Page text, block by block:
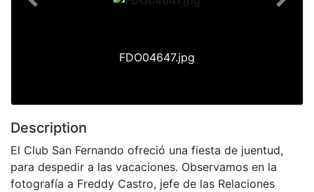
FDO04647.jpg
Previous Next
Description
El Club San Fernando ofreció una fiesta de juentud,
para despedir a las vacaciones. Observamos en la
fotografía a Freddy Castro, jefe de las Relaciones